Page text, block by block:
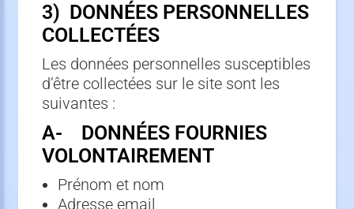
3) DONNÉES PERSONNELLES
COLLECTÉES
Les données personnelles susceptibles
d’être collectées sur le site sont les
suivantes :
A- DONNÉES FOURNIES
VOLONTAIREMENT
Prénom et nom
Adresse email